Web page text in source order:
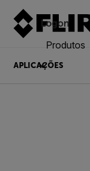
Logon
APLICAÇÕES
Produtos